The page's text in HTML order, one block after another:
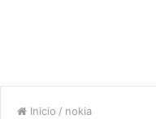
Inicio / nokia